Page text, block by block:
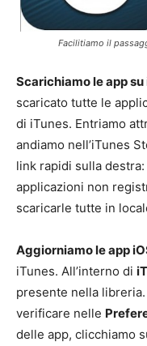
Facilitiamo il
Scarichiamo le app su
scaricato tutte le
di iTunes. Entriamo
andiamo nell’iTunes
link rapidi sulla
applicazioni non
scaricarle tutte in
Aggiorniamo le app
iTunes. All’interno di
presente nella
verificare nelle
delle app, clicchiamo